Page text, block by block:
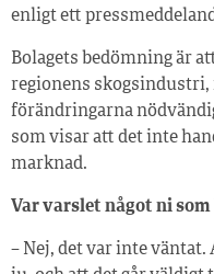
enligt ett
Bolagets bedömning är
regionens skogsindustri,
förändringarna
som visar att det inte
marknad.
Var varslet något ni
– Nej, det var inte